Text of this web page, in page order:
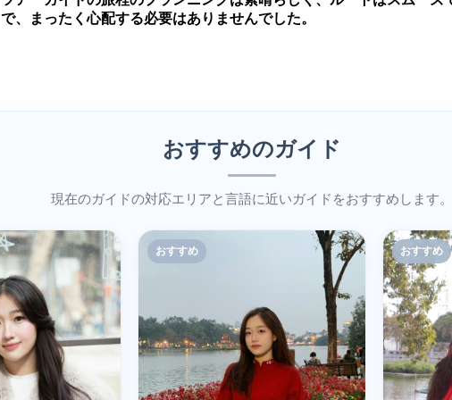
で、まったく心配する必要はありませんでした。
おすすめのガイド
現在のガイドの対応エリアと言語に近いガイドをおすすめします。
おすすめ おすすめ